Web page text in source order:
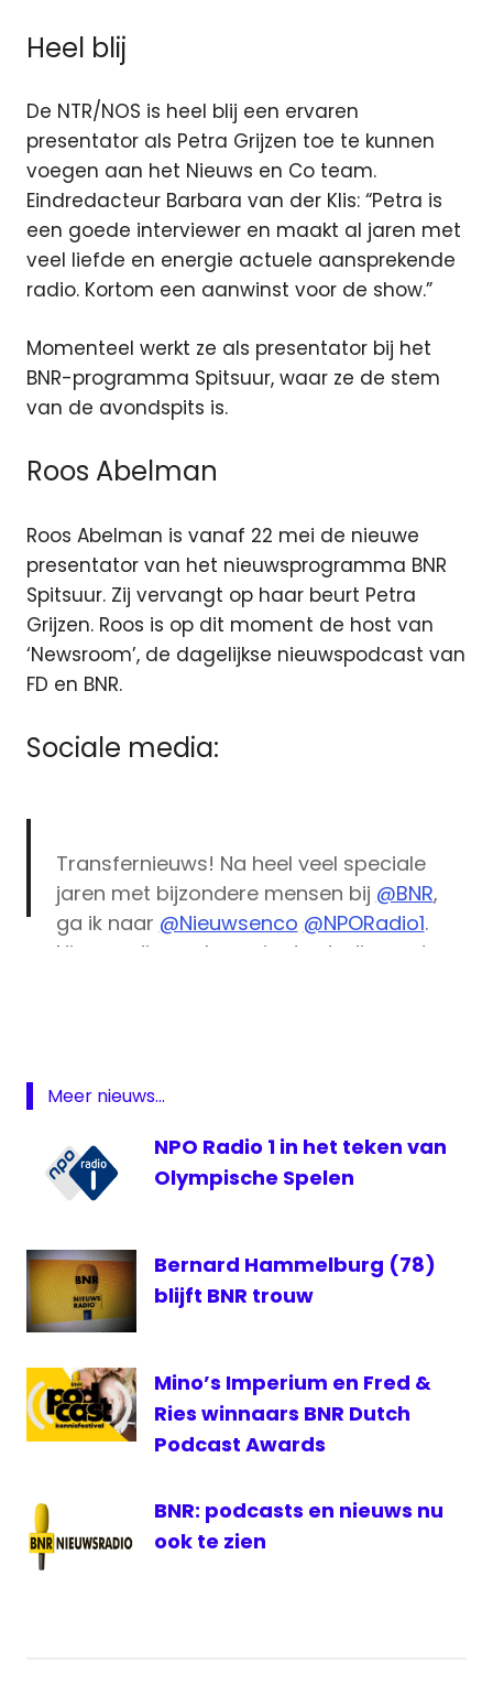
Heel blij
De NTR/NOS is heel blij een ervaren
presentator als Petra Grijzen toe te kunnen
voegen aan het Nieuws en Co team.
Eindredacteur Barbara van der Klis: “Petra is
een goede interviewer en maakt al jaren met
veel liefde en energie actuele aansprekende
radio. Kortom een aanwinst voor de show.”
Momenteel werkt ze als presentator bij het
BNR-programma Spitsuur, waar ze de stem
van de avondspits is.
Roos Abelman
Roos Abelman is vanaf 22 mei de nieuwe
presentator van het nieuwsprogramma BNR
Spitsuur. Zij vervangt op haar beurt Petra
Grijzen. Roos is op dit moment de host van
‘Newsroom’, de dagelijkse nieuwspodcast van
FD en BNR.
Sociale media:
Transfernieuws! Na heel veel speciale
jaren met bijzondere mensen bij @BNR,
ga ik naar @Nieuwsenco @NPORadio1.
Nieuwe dingen leren, in de studio en daar
— Petra Grijzen (@PetraGrijzen)
NTR
Grijzen
1
Abelman
Meer nieuws...
NPO Radio 1 in het teken van
Olympische Spelen
Bernard Hammelburg (78)
blijft BNR trouw
Mino’s Imperium en Fred &
Ries winnaars BNR Dutch
Podcast Awards
BNR: podcasts en nieuws nu
ook te zien